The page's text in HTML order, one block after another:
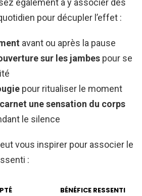
également à y associer des
pour décupler l’effet :
avant ou après la pause
sur les jambes pour se
pour ritualiser le moment
une sensation du corps
le silence
vous inspirer pour associer le
:
BÉNÉFICE RESSENTI